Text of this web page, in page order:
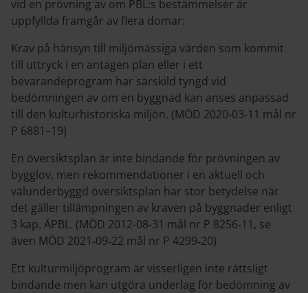
vid en prövning av om PBL:s bestämmelser är
uppfyllda framgår av flera domar:
Krav på hänsyn till miljömässiga värden som kommit
till uttryck i en antagen plan eller i ett
bevarandeprogram har särskild tyngd vid
bedömningen av om en byggnad kan anses anpassad
till den kulturhistoriska miljön. (MÖD 2020-03-11 mål nr
P 6881–19)
En översiktsplan är inte bindande för prövningen av
bygglov, men rekommendationer i en aktuell och
välunderbyggd översiktsplan har stor betydelse när
det gäller tillämpningen av kraven på byggnader enligt
3 kap. ÄPBL. (MÖD 2012-08-31 mål nr P 8256-11, se
även MÖD 2021‑09‑22 mål nr P 4299‑20)
Ett kulturmiljöprogram är visserligen inte rättsligt
bindande men kan utgöra underlag för bedömning av